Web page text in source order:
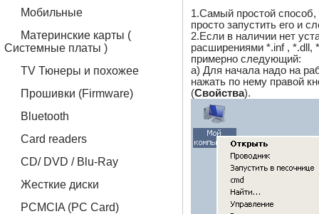
Мобильные
Материнские карты (
Системные платы )
TV Тюнеры и похожее
Прошивки (Firmware)
Bluetooth
Card readers
CD/ DVD / Blu-Ray
Жесткие диски
PCMCIA (PC Card)
1.Самый простой
просто запустить его и
2.Если в наличии нет
расширениями *.inf , *.dll,
примерно следующий:
a) Для начала надо на
нажать по нему правой
(Свойства).